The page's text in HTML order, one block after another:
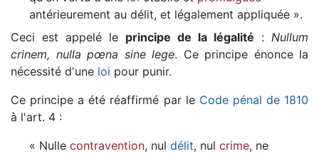
antérieurement au délit, et légalement appliquée ».
Ceci est appelé le principe de la légalité : Nullum
crinem, nulla pœna sine lege. Ce principe énonce la
nécessité d'une loi pour punir.
Ce principe a été réaffirmé par le Code pénal de 1810
à l'art. 4 :
« Nulle contravention, nul délit, nul crime, ne